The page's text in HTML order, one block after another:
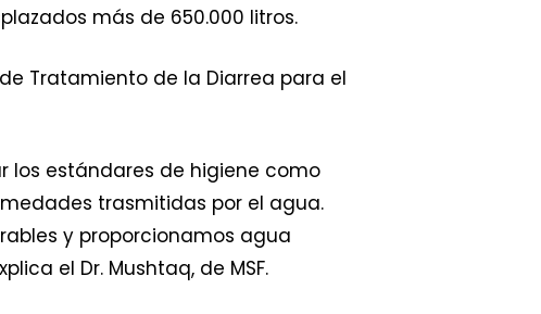
más de 650.000 litros.
Tratamiento de la Diarrea para el
los estándares de higiene como
trasmitidas por el agua.
y proporcionamos agua
el Dr. Mushtaq, de MSF.